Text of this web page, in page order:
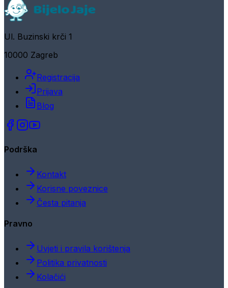
Ul. Buzinski krči 1
10000 Zagreb
Registracija
Prijava
Blog
Podrška
Kontakt
Korisne poveznice
Česta pitanja
Pravno
Uvjeti i pravila korištenja
Politika privatnosti
Kolačići